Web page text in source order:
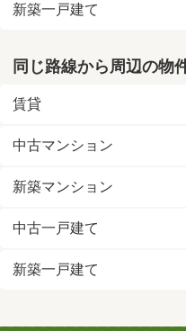
新築一戸建て
同じ路線から周辺の物
賃貸
中古マンション
新築マンション
中古一戸建て
新築一戸建て